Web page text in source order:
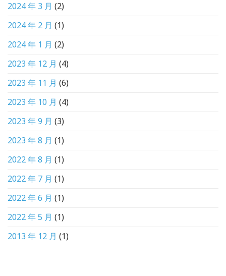
2024 年 3 月 (2)
2024 年 2 月 (1)
2024 年 1 月 (2)
2023 年 12 月 (4)
2023 年 11 月 (6)
2023 年 10 月 (4)
2023 年 9 月 (3)
2023 年 8 月 (1)
2022 年 8 月 (1)
2022 年 7 月 (1)
2022 年 6 月 (1)
2022 年 5 月 (1)
2013 年 12 月 (1)